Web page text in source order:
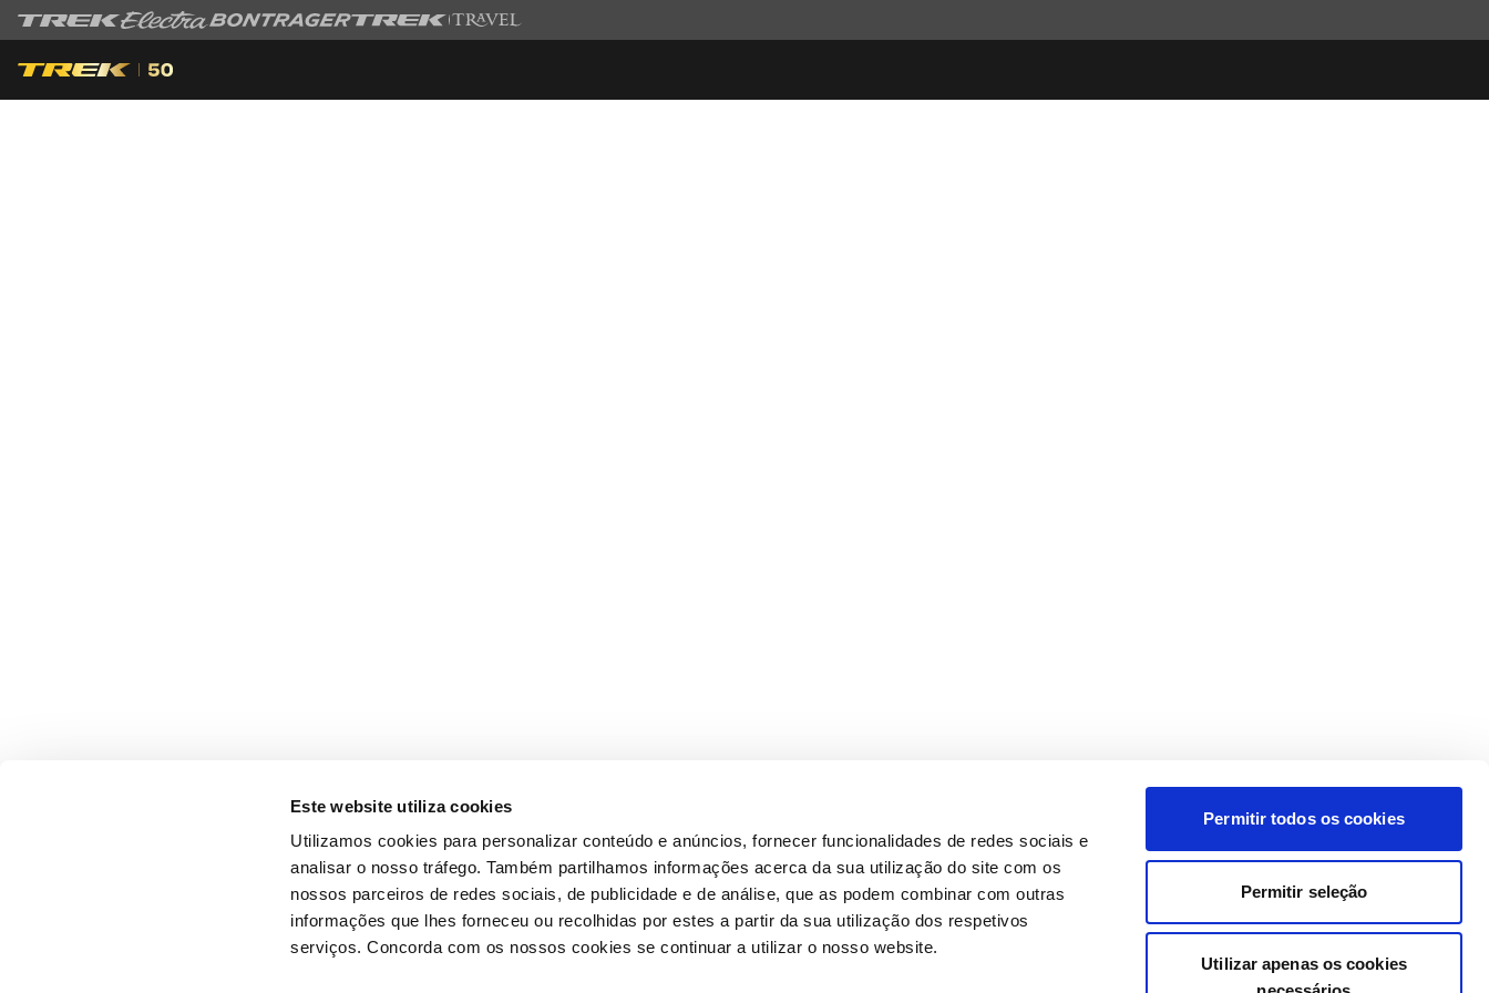
Este website utiliza cookies
Utilizamos cookies para personalizar conteúdo e anúncios, fornecer funcionalidades de redes sociais e
analisar o nosso tráfego. Também partilhamos informações acerca da sua utilização do site com os
nossos parceiros de redes sociais, de publicidade e de análise, que as podem combinar com outras
informações que lhes forneceu ou recolhidas por estes a partir da sua utilização dos respetivos
serviços. Concorda com os nossos cookies se continuar a utilizar o nosso website.
Permitir todos os cookies
Permitir seleção
Utilizar apenas os cookies